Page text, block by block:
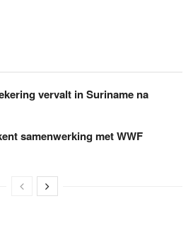
vervalt in Suriname na
samenwerking met WWF